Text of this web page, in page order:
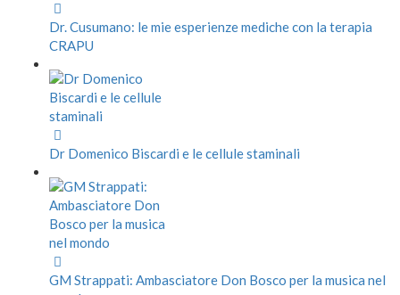
Dr. Cusumano: le mie esperienze mediche con la terapia
CRAPU
Dr Domenico Biscardi e le cellule staminali
GM Strappati: Ambasciatore Don Bosco per la musica nel